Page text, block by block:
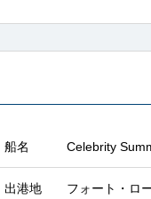
船名 Celebrity
出港地 フォート・ロ